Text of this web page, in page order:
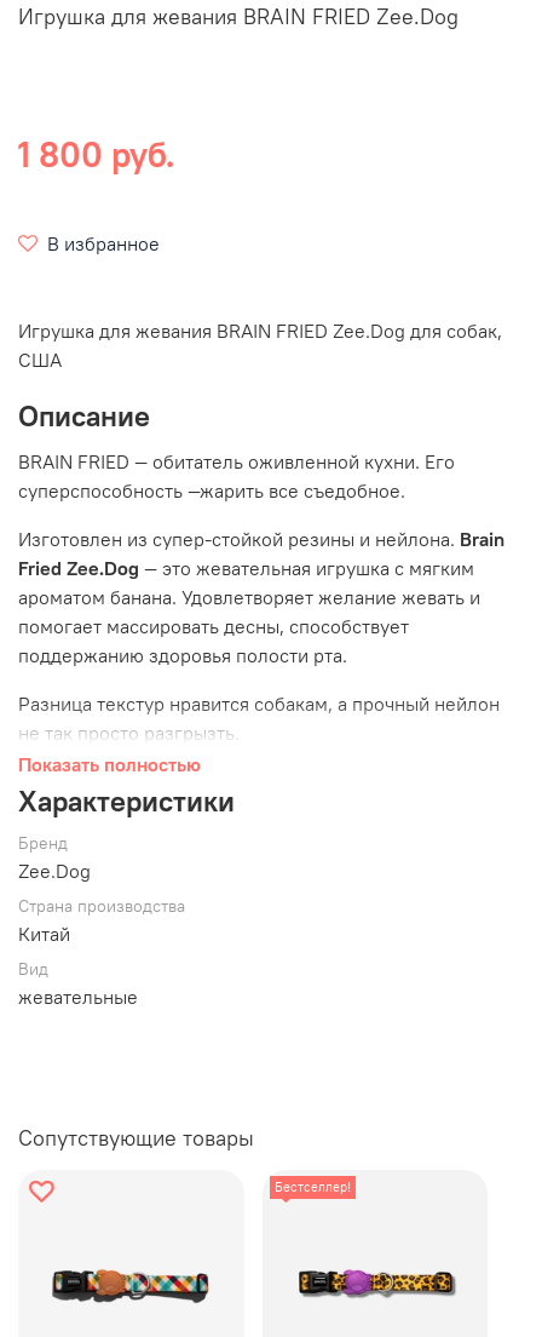
Игрушка для жевания BRAIN FRIED Zee.Dog
1 800 руб.
В избранное
Игрушка для жевания BRAIN FRIED Zee.Dog для собак,
США
Описание
BRAIN FRIED — обитатель оживленной кухни. Его
суперспособность —жарить все съедобное.
Изготовлен из супер-стойкой резины и нейлона. Brain
Fried Zee.Dog — это жевательная игрушка с мягким
ароматом банана. Удовлетворяет желание жевать и
помогает массировать десны, способствует
поддержанию здоровья полости рта.
Разница текстур нравится собакам, а прочный нейлон
не так просто разгрызть.
стиле fast fashion. Zee. — элемент стиля, объединяющий
людей и питомцев.
Характеристики:
Наблюдайте за питомцем, пока он играет!
Показать полностью
Характеристики
Бренд
Zee.Dog
Страна производства
Китай
Вид
жевательные
Сопутствующие товары
Бестселлер!